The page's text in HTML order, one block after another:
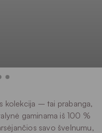
kolekcija – tai prabanga,
gaminama iš 100 %
savo švelnumu,